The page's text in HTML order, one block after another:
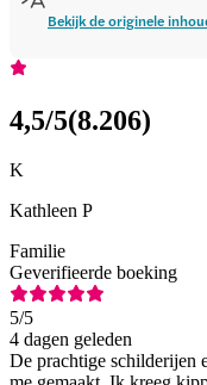
Bekijk de originele
4,5/5(8.206)
K
Kathleen P
Familie
Geverifieerde boeking
5/5
4 dagen geleden
De prachtige schilderijen